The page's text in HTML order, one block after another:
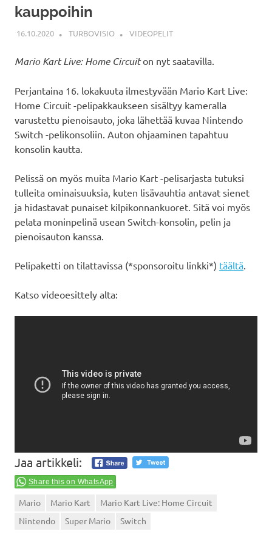
kauppoihin
16.10.2020 TURBOVISIO VIDEOPELIT
Mario Kart Live: Home Circuiton nyt saatavilla.
Perjantaina 16. lokakuuta ilmestyvään Mario Kart Live:
Home Circuit -pelipakkaukseen sisältyy kameralla
varustettu pienoisauto, joka lähettää kuvaa Nintendo
Switch -pelikonsoliin. Auton ohjaaminen tapahtuu
konsolin kautta.
Pelissä on myös muita Mario Kart -pelisarjasta tutuksi
tulleita ominaisuuksia, kuten lisävauhtia antavat sienet
ja hidastavat punaiset kilpikonnankuoret. Sitä voi myös
pelata moninpelinä usean Switch-konsolin, pelin ja
pienoisauton kanssa.
Pelipaketti on tilattavissa (*sponsoroitu linkki*) täältä
Katso videoesittely alta:
Jaa artikkeli:
Share this on WhatsApp
Mario Mario Kart
Mario Kart Live: Home Circuit
Nintendo
Super Mario Switch